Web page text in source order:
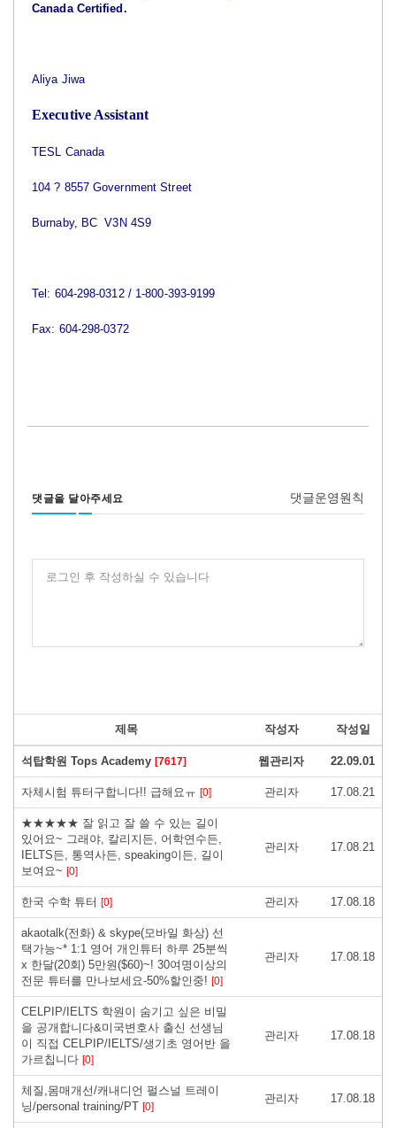
Canada Certified.
Aliya Jiwa
Executive Assistant
TESL Canada
104 ? 8557 Government Street
Burnaby, BC V3N 4S9
Tel: 604-298-0312 / 1-800-393-9199
Fax: 604-298-0372
댓글을 달아주세요 댓글운영원칙
로그인 후 작성하실 수 있습니다
제목 작성자 작성일
석탑학원 Tops Academy [7617] 웹관리자 22.09.01
자체시험 튜터구합니다!! 급해요ㅠ [0] 관리자 17.08.21
★★★★★ 잘 읽고 잘 쓸 수 있는 길이
있어요~ 그래야, 칼리지든, 어학연수든,
IELTS든, 통역사든, speaking이든, 길이
보여요~ [0]
관리자 17.08.21
한국 수학 튜터 [0] 관리자 17.08.18
akaotalk(전화) & skype(모바일 화상) 선
택가능~* 1:1 영어 개인튜터 하루 25분씩
x 한달(20회) 5만원($60)~! 30여명이상의
전문 튜터를 만나보세요-50%할인중! [0]
관리자 17.08.18
CELPIP/IELTS 학원이 숨기고 싶은 비밀
을 공개합니다&미국변호사 출신 선생님
이 직접 CELPIP/IELTS/생기초 영어반 을
가르칩니다 [0]
관리자 17.08.18
체질,몸매개선/캐내디언 펄스널 트레이
닝/personal training/PT [0]
관리자 17.08.18